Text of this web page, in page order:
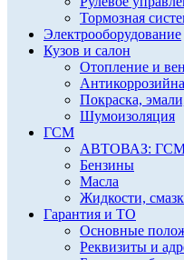
Тормозная
Электрооборудование
Кузов и салон
Отопление и
Покраска,
Шумоизоляция
ГСМ
АВТОВАЗ: ГСМ
Бензины
Масла
Жидкости,
Гарантия и ТО
Основные
Реквизиты и